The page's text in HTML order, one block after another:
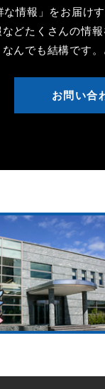
情報」をお届け
どたくさんの情報
んでも結構です。
お問い合